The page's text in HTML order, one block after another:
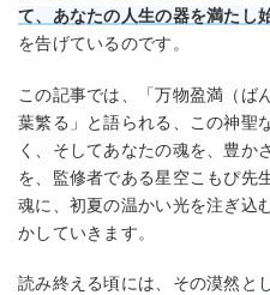
て、あなたの人生の器を満たし
を告げているのです。
この記事では、「万物盈満（ば
葉繁る」と語られる、この神聖
く、そしてあなたの魂を、豊か
を、監修者である星空こもぴ先
魂に、初夏の温かい光を注ぎ込
かしていきます。
読み終える頃には、その漠然と